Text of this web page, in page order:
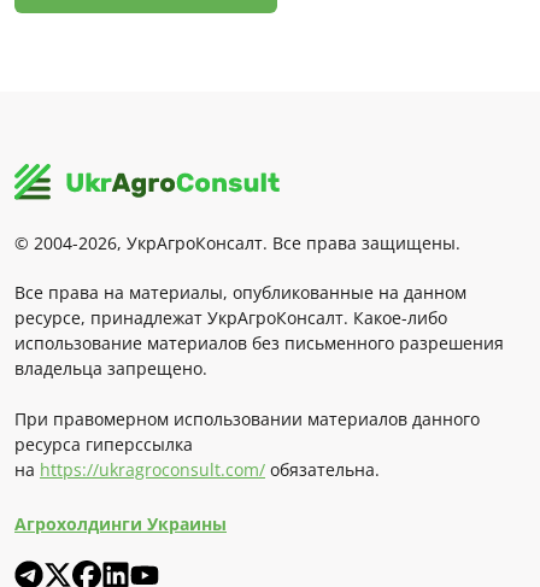
© 2004-2026, УкрАгроКонсалт. Все права защищены.
Все права на материалы, опубликованные на данном
ресурсе, принадлежат УкрАгроКонсалт. Какое-либо
использование материалов без письменного разрешения
владельца запрещено.
При правомерном использовании материалов данного
ресурса гиперссылка
на https://ukragroconsult.com/ обязательна.
Агрохолдинги Украины